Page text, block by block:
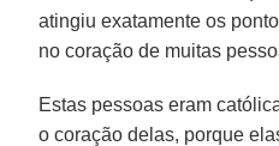
atingiu exatamente os
no coração de muitas
Estas pessoas eram
o coração delas, porque